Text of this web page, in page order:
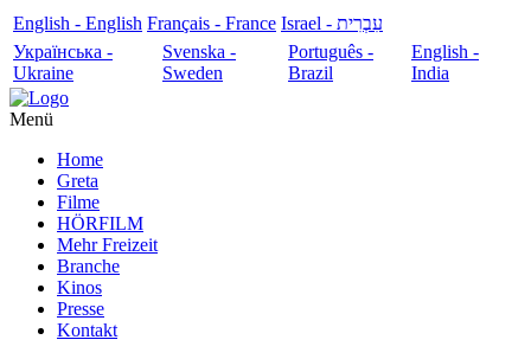
English - English Français - France
עִבְרִית - Israel
Українська -
Ukraine
Svenska -
Sweden
Português -
Brazil
English -
India
Menü
Home
Greta
Filme
HÖRFILM
Mehr Freizeit
Branche
Kinos
Presse
Kontakt